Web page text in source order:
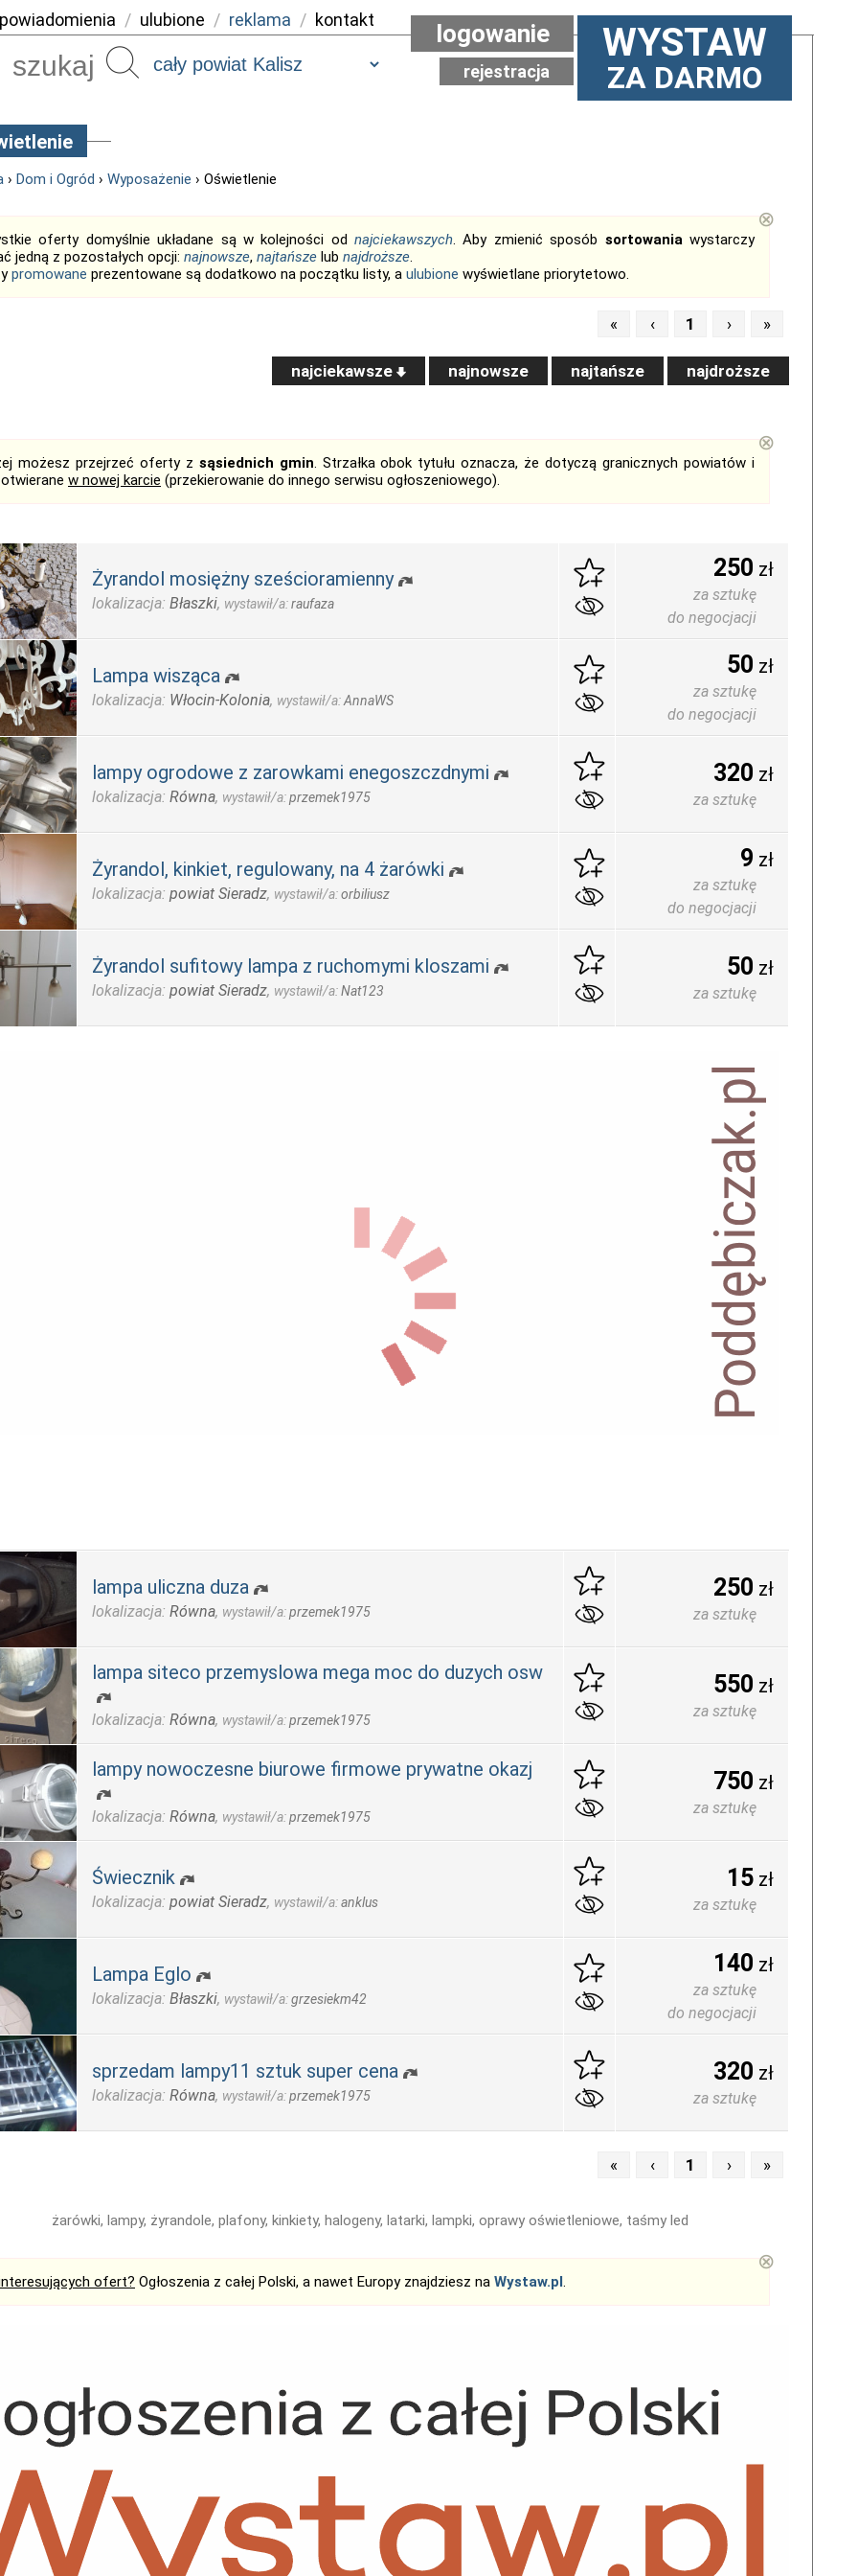
powiadomienia / ulubione / reklama / kontakt
Szukaj WYSTAW
ZA DARMO
logowanie
rejestracja
› Dom i Ogród › Wyposażenie › Oświetlenie
oferty domyślnie układane są w kolejności odnajciekawszych. Aby zmienić sposób sortowaniawystarczy
jedną z pozostałych opcji: najnowsze, najtańsze lub najdroższe.
promowane prezentowane są dodatkowo na początku listy, a ulubione wyświetlane priorytetowo.
⊗
« ‹ 1 › »
najciekawsze najnowsze najtańsze najdroższe
możesz przejrzeć oferty z sąsiednich gmin. Strzałka obok tytułu oznacza, że dotyczą granicznych powiatów i
w nowej karcie (przekierowanie do innego serwisu ogłoszeniowego).
⊗
Żyrandol mosiężny sześcioramienny
lokalizacja: Błaszki, wystawił/a:raufaza
250 zł
za sztukę
do negocjacji
Lampa wisząca
lokalizacja: Włocin-Kolonia, wystawił/a:AnnaWS
50 zł
za sztukę
do negocjacji
lampy ogrodowe z zarowkami enegoszczdnymi
lokalizacja: Równa, wystawił/a:przemek1975
320 zł
za sztukę
Żyrandol, kinkiet, regulowany, na 4 żarówki
lokalizacja: powiat Sieradz, wystawił/a:orbiliusz
9 zł
za sztukę
do negocjacji
Żyrandol sufitowy lampa z ruchomymi kloszami
lokalizacja: powiat Sieradz, wystawił/a:Nat123
50 zł
za sztukę
lampa uliczna duza
lokalizacja: Równa, wystawił/a:przemek1975
250 zł
za sztukę
lampa siteco przemyslowa mega moc do duzych osw
lokalizacja: Równa, wystawił/a:przemek1975
550 zł
za sztukę
lampy nowoczesne biurowe firmowe prywatne okazj
lokalizacja: Równa, wystawił/a:przemek1975
750 zł
za sztukę
Świecznik
lokalizacja: powiat Sieradz, wystawił/a:anklus
15 zł
za sztukę
Lampa Eglo
lokalizacja: Błaszki, wystawił/a:grzesiekm42
140 zł
za sztukę
do negocjacji
sprzedam lampy11 sztuk super cena
lokalizacja: Równa, wystawił/a:przemek1975
320 zł
za sztukę
« ‹ 1 › »
żarówki, lampy, żyrandole, plafony, kinkiety, halogeny, latarki, lampki, oprawy oświetleniowe, taśmy led
ofert? Ogłoszenia z całej Polski, a nawet Europy znajdziesz na Wystaw.pl.
⊗